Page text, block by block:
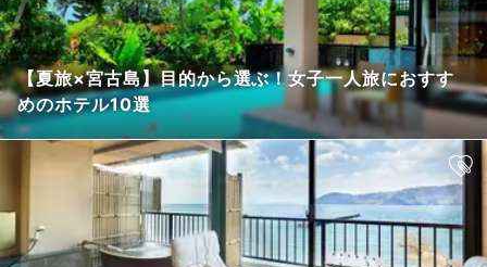
【夏旅×宮古島】目的から選ぶ！女子一人旅におすす
めのホテル10選